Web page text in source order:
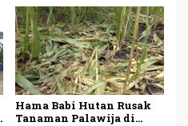
Hama Babi Hutan Rusak
Tanaman Palawija di